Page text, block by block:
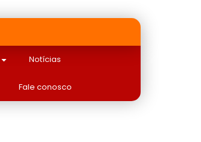
Notícias
Fale conosco